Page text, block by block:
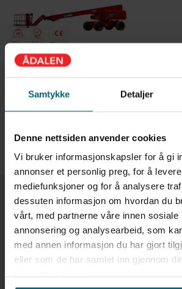
Samtykke Detaljer
Denne nettsiden anvender cookies
Vi bruker informasjonskapsler for å gi
annonser et personlig preg, for å
mediefunksjoner og for å analysere
dessuten informasjon om hvordan du
vårt, med partnerne våre innen sosiale
annonsering og analysearbeid, som
med annen informasjon du har gjort
eller som de har samlet inn gjennom
230 kg 2 år! CE-märkt
LGMG T26J | 28 meter rak
SKICKA OSS ETT